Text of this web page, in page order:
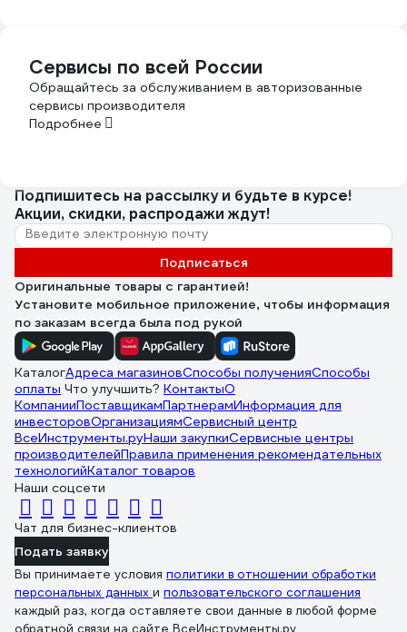
Сервисы по всей России
Обращайтесь за обслуживанием в авторизованные
сервисы производителя
Подробнее
Подпишитесь на рассылкуи будьте в курсе!
Акции, скидки, распродажи ждут!
Подписаться
Оригинальные товары с гарантией!
Установите мобильное приложение, чтобы информация
по заказам всегда была под рукой
КаталогАдреса магазиновСпособы полученияСпособы
оплаты Что улучшить? КонтактыО
КомпанииПоставщикамПартнерамИнформация для
инвесторовОрганизациямСервисный центр
ВсеИнструменты.руНаши закупкиСервисные центры
производителейПравила применения рекомендательных
технологийКаталог товаров
Наши соцсети
Чат для бизнес-клиентов
Подать заявку
Вы принимаете условия политики в отношении обработки
персональных данных и пользовательского соглашения
каждый раз, когда оставляете свои данные в любой форме
обратной связи на сайте ВсеИнструменты.ру